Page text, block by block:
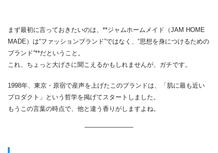
まず最初に言っておきたいのは、**ジャムホームメイド（JAM HOME
MADE）は“ファッションブランド”ではなく、“思想を身につけるための
ブランド”**だということ。
これ、ちょっと大げさに聞こえるかもしれませんが、ガチです。
1998年、東京・原宿で産声を上げたこのブランドは、「肌に最も近い
プロダクト」という哲学を掲げてスタートしました。
もうこの言葉の時点で、他と違う香りがしますよね。